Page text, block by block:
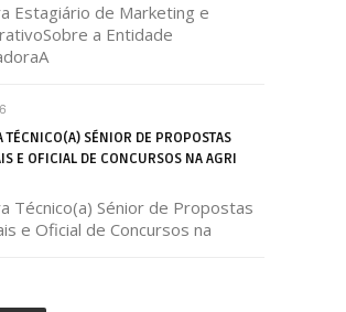
Estagiário de Marketing e
a Entidade
TÉCNICO(A) SÉNIOR DE PROPOSTAS
E OFICIAL DE CONCURSOS NA AGRI
Técnico(a) Sénior de Propostas
e Oficial de Concursos na